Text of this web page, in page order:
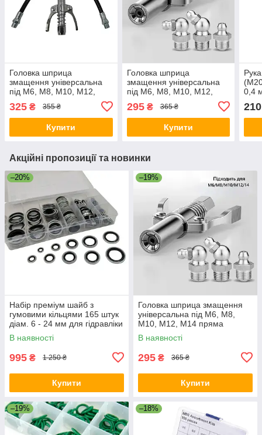
Головка шприца
змащення універсальна
під М6, М8, М10, М12,
М14 з гнучким шлангом 27
см пряма маслянка
Germany Quality
325 ₴ 355 ₴
Купити
Головка шприца
змащення універсальна
під М6, М8, М10, М12,
М14 пряма маслянка під
гнучкий шланг Germany
Quality
295₴ 365 ₴
Купити
0,4
210
Акційні пропозиції та новинки
–20%
Набір преміум шайб з
гумовими кільцями 165 штук
діам. 6 - 24 мм для гідравліки
Італія
В наявності
995 ₴ 1 250 ₴
Купити
–19%
Головка шприца змащення
універсальна під М6, М8,
М10, М12, М14 пряма
маслянка під гнучкий шланг
Germany Quality
В наявності
295 ₴ 365 ₴
Купити
–19% –18%